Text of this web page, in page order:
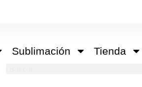
Sublimación Tienda